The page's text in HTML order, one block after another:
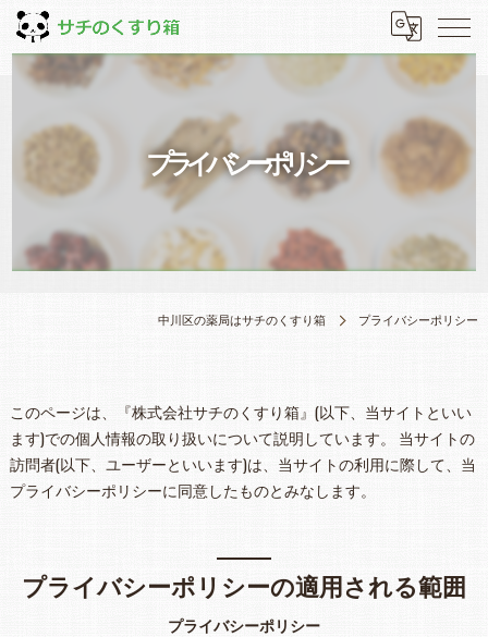
プライバシーポリシー
中川区の薬局はサチのくすり箱 プライバシーポリシー
このページは、『株式会社サチのくすり箱』(以下、当サイトといい
ます)での個人情報の取り扱いについて説明しています。 当サイトの
訪問者(以下、ユーザーといいます)は、当サイトの利用に際して、当
プライバシーポリシーに同意したものとみなします。
プライバシーポリシー
プライバシーポリシーの適用される範囲